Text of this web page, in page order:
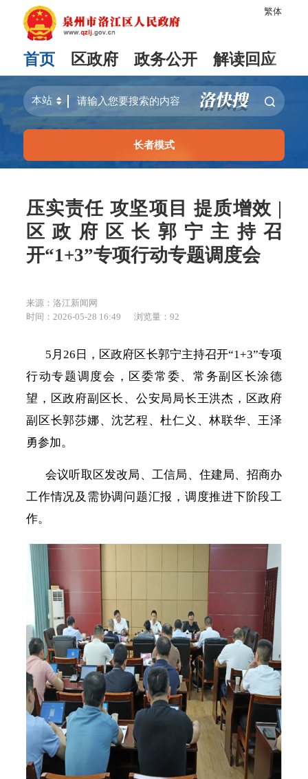
繁体
首页 区政府 政务公开 解读回应
长者模式
压实责任 攻坚项目 提质增效 |
区政府区长郭宁主持召
开“1+3”专项行动专题调度会
来源：洛江新闻网
时间：2026-05-28 16:49
浏览量： 92
5月26日，区政府区长郭宁主持召开“1+3”专项
行动专题调度会，区委常委、常务副区长涂德
望，区政府副区长、公安局局长王洪杰，区政府
副区长郭莎娜、沈艺程、杜仁义、林联华、王泽
勇参加。
会议听取区发改局、工信局、住建局、招商办
工作情况及需协调问题汇报，调度推进下阶段工
作。